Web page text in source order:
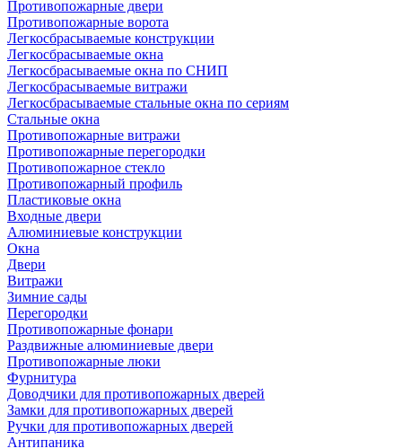
Противопожарные двери
Противопожарные ворота
Легкосбрасываемые конструкции
Легкосбрасываемые окна
Легкосбрасываемые окна по СНИП
Легкосбрасываемые витражи
Легкосбрасываемые стальные окна по сериям
Стальные окна
Противопожарные витражи
Противопожарные перегородки
Противопожарное стекло
Противопожарный профиль
Пластиковые окна
Входные двери
Алюминиевые конструкции
Окна
Двери
Витражи
Зимние сады
Перегородки
Противопожарные фонари
Раздвижные алюминиевые двери
Противопожарные люки
Фурнитура
Доводчики для противопожарных дверей
Замки для противопожарных дверей
Ручки для противопожарных дверей
Антипаника